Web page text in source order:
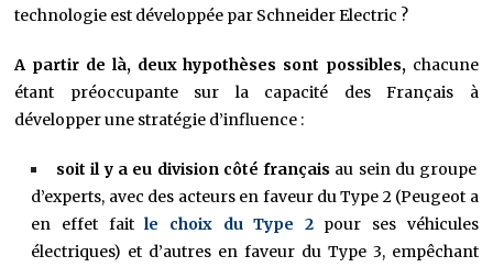
technologie est développée par Schneider Electric ?
A partir de là, deux hypothèses sont possibles,chacune
étant préoccupante sur la capacité des Français à
développer une stratégie d’influence :
soit il y a eu division côté français au sein du groupe
d’experts, avec des acteurs en faveur du Type 2 (Peugeot a
en effet faitle choix du Type 2pour ses véhicules
électriques) et d’autres en faveur du Type 3, empêchant